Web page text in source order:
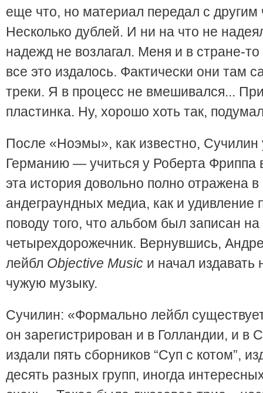
еще что, но материал передал с другим
Несколько дублей. И ни на что не
надежд не возлагал. Меня и в стране-
все это издалось. Фактически они там
треки. Я в процесс не вмешивался...
пластинка. Ну, хорошо хоть так,
После «Ноэмы», как известно, Сучилин
Германию — учиться у Роберта Фриппа
эта история довольно полно отражена в
андеграундных медиа, как и удивление
поводу того, что альбом был записан
четырехдорожечник. Вернувшись,
лейбл Objective Music и начал
чужую музыку.
Сучилин: «Формально лейбл
он зарегистрирован и в Голландии, и
издали пять сборников “Суп с котом”,
десять разных групп, иногда